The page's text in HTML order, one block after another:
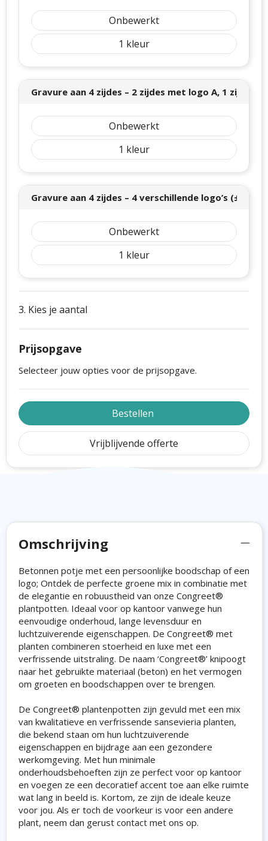
Onbewerkt
1
Gravure aan 4 zijdes – 2 zijdes met logo A, 1 zijde
Onbewerkt
1
Gravure aan 4 zijdes – 4 verschillende logo’s (± 80 x
Onbewerkt
1
3. Kies je aantal
Prijsopgave
Selecteer jouw opties voor de prijsopgave.
Bestellen
Vrijblijvende offerte
Omschrijving
Betonnen potje met een persoonlijke boodschap of een
logo; Ontdek de perfecte groene mix in combinatie met
de elegantie en robuustheid van onze Congreet®
plantpotten. Ideaal voor op kantoor vanwege hun
eenvoudige onderhoud, lange levensduur en
luchtzuiverende eigenschappen. De Congreet® met
planten combineren stoerheid en luxe met een
verfrissende uitstraling. De naam ‘Congreet®’ knipoogt
naar het gebruikte materiaal (beton) en het vermogen
om groeten en boodschappen over te brengen.
De Congreet® plantenpotten zijn gevuld met een mix
van kwalitatieve en verfrissende sansevieria planten,
die bekend staan om hun luchtzuiverende
eigenschappen en bijdrage aan een gezondere
werkomgeving. Met hun minimale
onderhoudsbehoeften zijn ze perfect voor op kantoor
en voegen ze een decoratief accent toe aan elke ruimte
wat lang in beeld is. Kortom, ze zijn de ideale keuze
voor jou. Als er toch de voorkeur is voor een andere
plant, neem dan gerust contact met ons op.